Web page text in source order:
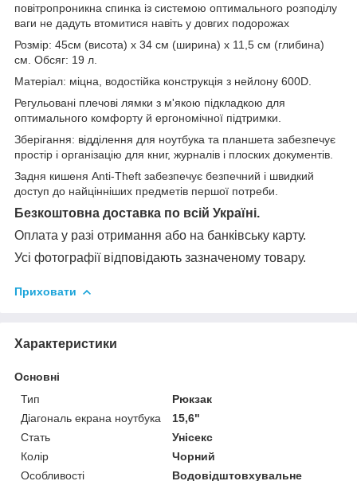
повітропроникна спинка із системою оптимального розподілу
ваги не дадуть втомитися навіть у довгих подорожах
Розмір: 45см (висота) х 34 см (ширина) х 11,5 см (глибина)
см. Обсяг: 19 л.
Матеріал: міцна, водостійка конструкція з нейлону 600D.
Регульовані плечові лямки з м'якою підкладкою для
оптимального комфорту й ергономічної підтримки.
Зберігання: відділення для ноутбука та планшета забезпечує
простір і організацію для книг, журналів і плоских документів.
Задня кишеня Anti-Theft забезпечує безпечний і швидкий
доступ до найцінніших предметів першої потреби.
Безкоштовна доставка по всій Україні.
Оплата у разі отримання або на банківську карту.
Усі фотографії відповідають зазначеному товару.
Приховати
Характеристики
Основні
Тип
Рюкзак
Діагональ екрана ноутбука
15,6"
Стать
Унісекс
Колір
Чорний
Особливості
Водовідштовхувальне